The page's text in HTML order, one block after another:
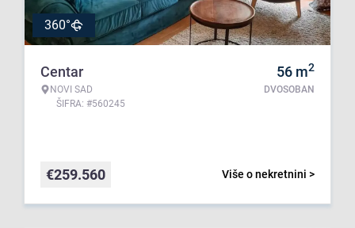
360°
Centar
NOVI SAD
ŠIFRA: #560245
56 m2
DVOSOBAN
Više o nekretnini >
€259.560